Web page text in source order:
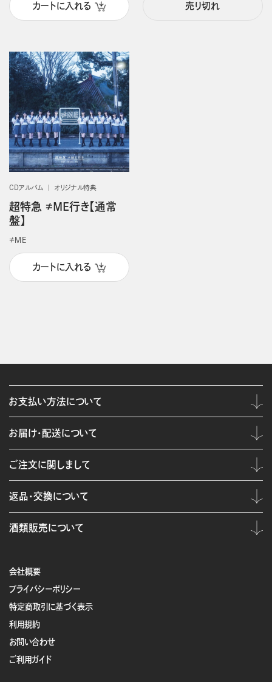
カートに入れる 売り切れ
CDアルバム オリジナル特典
超特急 ≠ME行き【通常
盤】
≠ＭＥ
カートに入れる
会社概要
プライバシーポリシー
特定商取引に基づく表示
利用規約
お問い合わせ
ご利用ガイド
お支払い方法について
お届け・配送について
ご注文に関しまして
返品・交換について
酒類販売について